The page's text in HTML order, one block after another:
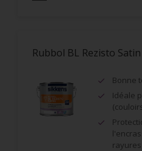
Rubbol BL Rezisto Satin
Bonne
Idéale
rayures